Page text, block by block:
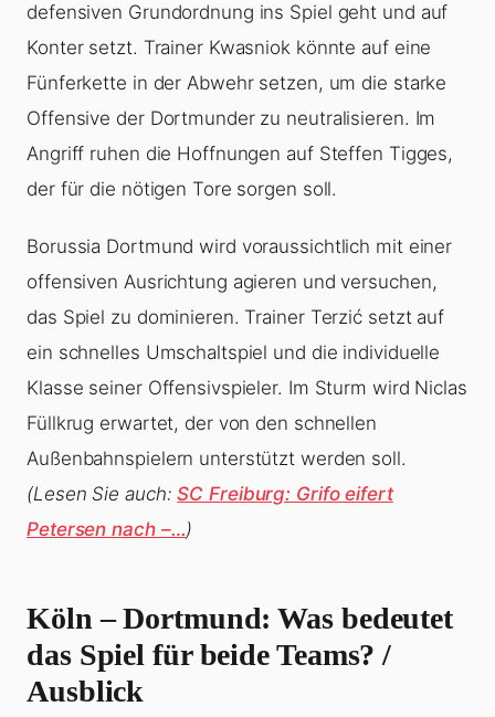
defensiven Grundordnung ins Spiel geht und auf
Konter setzt. Trainer Kwasniok könnte auf eine
Fünferkette in der Abwehr setzen, um die starke
Offensive der Dortmunder zu neutralisieren. Im
Angriff ruhen die Hoffnungen auf Steffen Tigges,
der für die nötigen Tore sorgen soll.
Borussia Dortmund wird voraussichtlich mit einer
offensiven Ausrichtung agieren und versuchen,
das Spiel zu dominieren. Trainer Terzić setzt auf
ein schnelles Umschaltspiel und die individuelle
Klasse seiner Offensivspieler. Im Sturm wird Niclas
Füllkrug erwartet, der von den schnellen
Außenbahnspielern unterstützt werden soll.
(Lesen Sie auch:SC Freiburg: Grifo eifert
Petersen nach –…)
Köln – Dortmund: Was bedeutet
das Spiel für beide Teams? /
Ausblick